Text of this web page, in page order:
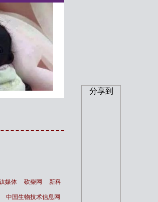
分享到
媒体 砍柴网 新科
中国生物技术信息网